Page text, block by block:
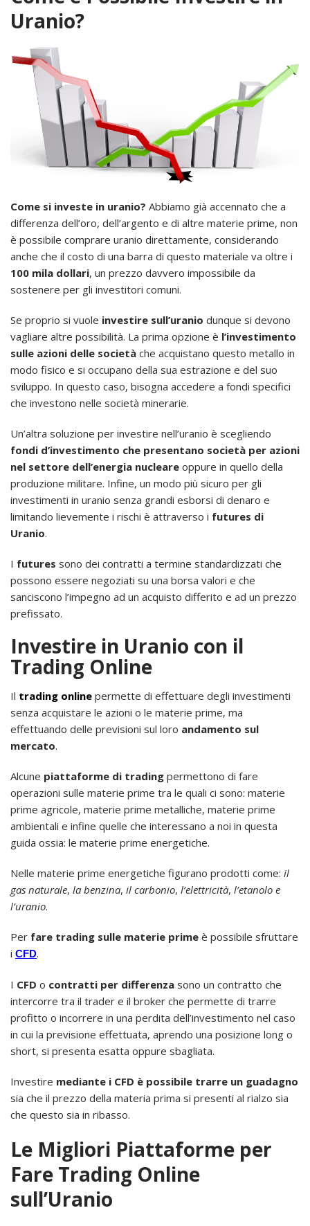
Uranio?
Come si investe in uranio? Abbiamo già accennato che a
differenza dell’oro, dell’argento e di altre materie prime, non
è possibile comprare uranio direttamente, considerando
anche che il costo di una barra di questo materiale va oltre i
100 mila dollari, un prezzo davvero impossibile da
sostenere per gli investitori comuni.
Se proprio si vuole investire sull’uranio dunque si devono
vagliare altre possibilità. La prima opzione è l’investimento
sulle azioni delle società che acquistano questo metallo in
modo fisico e si occupano della sua estrazione e del suo
sviluppo. In questo caso, bisogna accedere a fondi specifici
che investono nelle società minerarie.
Un’altra soluzione per investire nell’uranio è scegliendo
fondi d’investimento che presentano società per azioni
nel settore dell’energia nucleare oppure in quello della
produzione militare. Infine, un modo più sicuro per gli
investimenti in uranio senza grandi esborsi di denaro e
limitando lievemente i rischi è attraverso i futures di
Uranio.
I futures sono dei contratti a termine standardizzati che
possono essere negoziati su una borsa valori e che
sanciscono l’impegno ad un acquisto differito e ad un prezzo
prefissato.
Investire in Uranio con il
Trading Online
Il trading online permette di effettuare degli investimenti
senza acquistare le azioni o le materie prime, ma
effettuando delle previsioni sul loro andamento sul
mercato.
Alcune piattaforme di trading permettono di fare
operazioni sulle materie prime tra le quali ci sono: materie
prime agricole, materie prime metalliche, materie prime
ambientali e infine quelle che interessano a noi in questa
guida ossia: le materie prime energetiche.
Nelle materie prime energetiche figurano prodotti come: il
gas naturale, la benzina, il carbonio, l’elettricità, l’etanolo e
l’uranio.
Per fare trading sulle materie prime è possibile sfruttare
i CFD.
I CFD o contratti per differenza sono un contratto che
intercorre tra il trader e il broker che permette di trarre
profitto o incorrere in una perdita dell’investimento nel caso
in cui la previsione effettuata, aprendo una posizione long o
short, si presenta esatta oppure sbagliata.
Investire mediante i CFD è possibile trarre un guadagno
sia che il prezzo della materia prima si presenti al rialzo sia
che questo sia in ribasso.
Le Migliori Piattaforme per
Fare Trading Online
sull’Uranio